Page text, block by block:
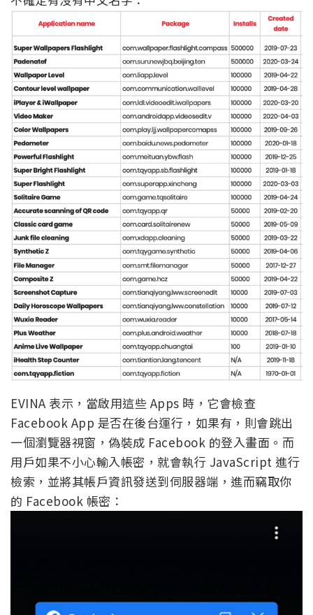
EVINA 表示，當啟用這些 Apps 時，它會檢查
Facebook App 是否在後台運行，如果有，則會跳出
一個瀏覽器視窗，偽裝成 Facebook 的登入畫面。而
用戶如果不小心輸入帳密，就會執行 JavaScript 進行
檢索，並將其帳戶資訊發送到伺服器端，進而竊取你
的 Facebook 帳密：